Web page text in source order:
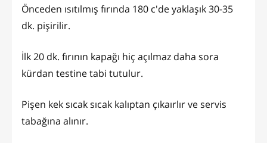
Önceden ısıtılmış fırında 180 c'de yaklaşık 30-35
dk. pişirilir.
İlk 20 dk. fırının kapağı hiç açılmaz daha sora
kürdan testine tabi tutulur.
Pişen kek sıcak sıcak kalıptan çıkaırlır ve servis
tabağına alınır.